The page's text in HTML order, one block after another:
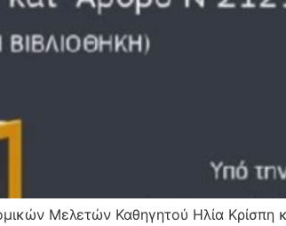
Μελετών Καθηγητού Ηλία Κρίσπη